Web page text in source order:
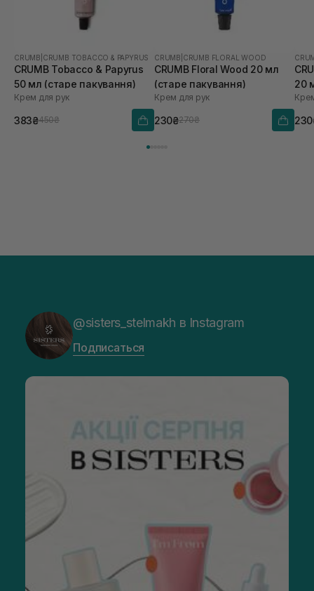
CRUMB CRUMB TOBACCO & PAPYRUS
CRUMB Tobacco & Papyrus
50 мл (старе пакування)
Крем для рук
383₴450₴
CRUMB CRUMB FLORAL WOOD
CRUMB Floral Wood 20 мл
(старе пакування)
Крем для рук
230₴270₴
20
@sisters_stelmakh в Instagram
Подписаться